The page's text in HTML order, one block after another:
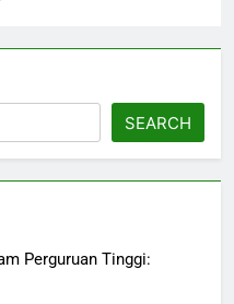
SEARCH
Perguruan Tinggi: